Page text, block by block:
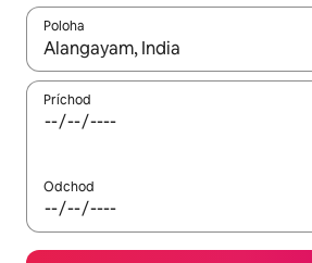
Poloha
Keď budú výsledky k dispozícii,
Príchod
Odchod